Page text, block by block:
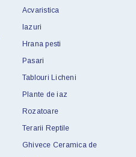
Acvaristica
Iazuri
Hrana pesti
Pasari
Tablouri Licheni
Plante de iaz
Rozatoare
Terarii Reptile
Ghivece Ceramica de